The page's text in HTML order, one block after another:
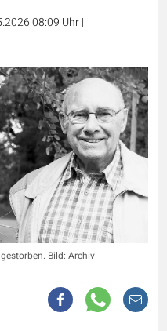
08:09 Uhr|
Bild: Archiv